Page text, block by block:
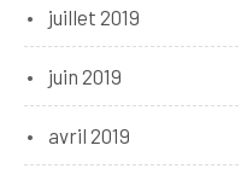
juillet 2019
juin 2019
avril 2019